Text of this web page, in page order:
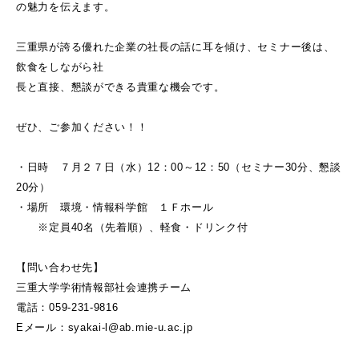
の魅力を伝えます。
三重県が誇る優れた企業の社長の話に耳を傾け、セミナー後は、
飲食をしながら社
長と直接、懇談ができる貴重な機会です。
ぜひ、ご参加ください！！
・日時 ７月２７日（水）12：00～12：50（セミナー30分、懇談
20分）
・場所 環境・情報科学館 １Ｆホール
※定員40名（先着順）、軽食・ドリンク付
【問い合わせ先】
三重大学学術情報部社会連携チーム
電話：059-231-9816
Eメール：syakai-l@ab.mie-u.ac.jp